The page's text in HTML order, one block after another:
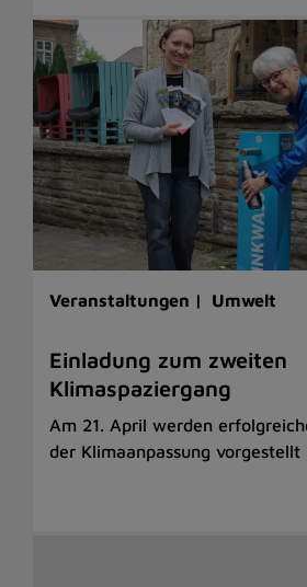
Veranstaltungen | Umwelt
Einladung zum zweiten
Klimaspaziergang
Am 21. April werden
der Klimaanpassung vorgestellt